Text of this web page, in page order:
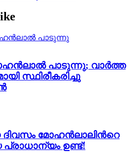
പാടുന്നു; വാർത്ത
സ്ഥിരീകരിച്ചു
മോഹൻലാലിന്‍റെ
പ്രാധാന്യം ഉണ്ട്!